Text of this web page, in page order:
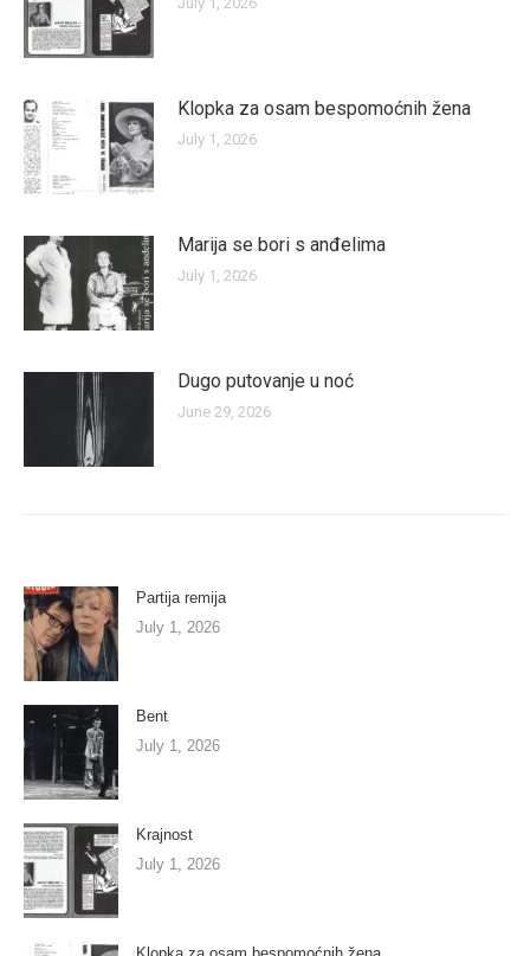
Klopka za osam bespomoćnih žena
July 1, 2026
Marija se bori s anđelima
July 1, 2026
Dugo putovanje u noć
June 29, 2026
Partija remija
July 1, 2026
Bent
July 1, 2026
Krajnost
July 1, 2026